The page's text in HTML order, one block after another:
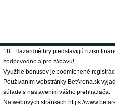
18+ Hazardné hry predstavujú riziko
zodpovedne a pre zábavu!
Využitie bonusov je podmienené
Používaním webstránky BetArena.sk
súlade s nastavením vášho prehliadača.
Na webových stránkach https://